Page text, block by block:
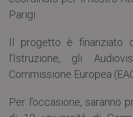
Parigi.
Il progetto è finanziato
l’Istruzione, gli
Commissione Europea
Per l’occasione, saranno